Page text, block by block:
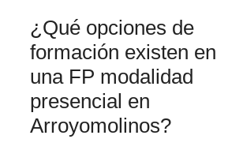
¿Qué opciones de
formación existen en
una FP modalidad
presencial en
Arroyomolinos?